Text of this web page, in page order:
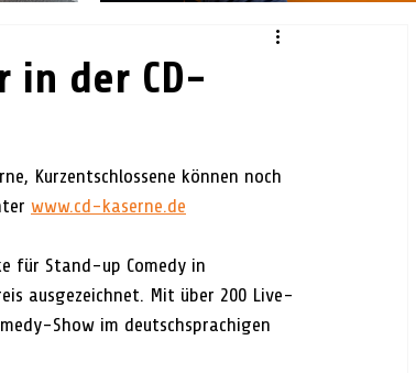
in der CD-
Kurzentschlossene können noch
www.cd-kaserne.de
ausgezeichnet. Mit über 200 Live-
Show im deutschsprachigen